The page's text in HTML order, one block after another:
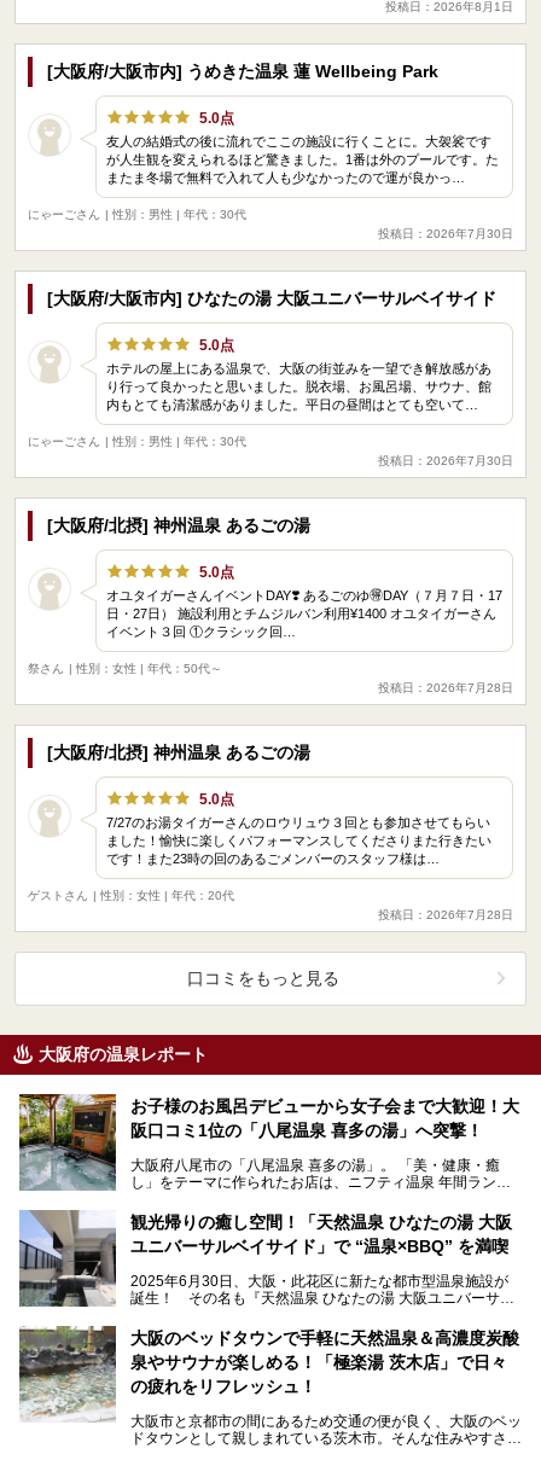
投稿日：2026年8月1日
[大阪府/大阪市内] うめきた温泉 蓮 Wellbeing Park
5.0点
友人の結婚式の後に流れでここの施設に行くことに。大袈裟です
が人生観を変えられるほど驚きました。1番は外のプールです。た
またま冬場で無料で入れて人も少なかったので運が良かっ…
にゃーごさん
| 性別：男性 | 年代：30代
投稿日：2026年7月30日
[大阪府/大阪市内] ひなたの湯 大阪ユニバーサルベイサイド
5.0点
ホテルの屋上にある温泉で、大阪の街並みを一望でき解放感があ
り行って良かったと思いました。脱衣場、お風呂場、サウナ、館
内もとても清潔感がありました。平日の昼間はとても空いて…
にゃーごさん
| 性別：男性 | 年代：30代
投稿日：2026年7月30日
[大阪府/北摂] 神州温泉 あるごの湯
5.0点
オユタイガーさんイベントDAY❣️ あるごのゆ🉐DAY（７月７日・17
日・27日） 施設利用とチムジルバン利用¥1400 オユタイガーさん
イベント３回 ①クラシック回…
祭さん
| 性別：女性 | 年代：50代～
投稿日：2026年7月28日
[大阪府/北摂] 神州温泉 あるごの湯
5.0点
7/27のお湯タイガーさんのロウリュウ３回とも参加させてもらい
ました！愉快に楽しくパフォーマンスしてくださりまた行きたい
です！また23時の回のあるごメンバーのスタッフ様は…
ゲストさん
| 性別：女性 | 年代：20代
投稿日：2026年7月28日
口コミをもっと見る
大阪府の温泉レポート
お子様のお風呂デビューから女子会まで大歓迎！大
阪口コミ1位の「八尾温泉 喜多の湯」へ突撃！
大阪府八尾市の「八尾温泉 喜多の湯」。 「美・健康・癒
し」をテーマに作られたお店は、ニフティ温泉 年間ランキ
観光帰りの癒し空間！「天然温泉 ひなたの湯 大阪
ユニバーサルベイサイド」で “温泉×BBQ” を満喫
2025年6月30日、大阪・此花区に新たな都市型温泉施設が
誕生！ その名も『天然温泉 ひなたの湯 大阪ユニバーサル
大阪のベッドタウンで手軽に天然温泉＆高濃度炭酸
泉やサウナが楽しめる！「極楽湯 茨木店」で日々
の疲れをリフレッシュ！
大阪市と京都市の間にあるため交通の便が良く、大阪のベッ
ドタウンとして親しまれている茨木市。そんな住みやすさが